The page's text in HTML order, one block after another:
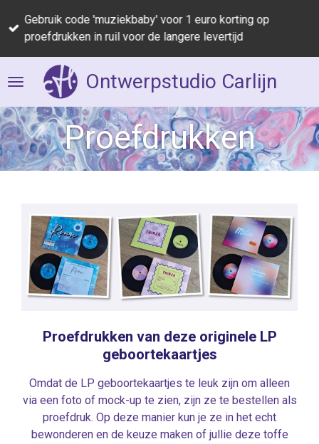
direct
hoofdinhoud
Ontwerpstudio Carlijn
Gebruik code 'muziekbaby' voor 1 euro korting op
proefdrukken in ruil voor de langere levertijd
Proefdrukken
Proefdrukken van deze originele LP
geboortekaartjes
Omdat de LP geboortekaartjes te leuk zijn om alleen
via een foto of mock-up te zien, zijn ze te bestellen als
proefdruk. Op deze manier kun je ze in het echt
bewonderen en de keuze maken of jullie deze toffe